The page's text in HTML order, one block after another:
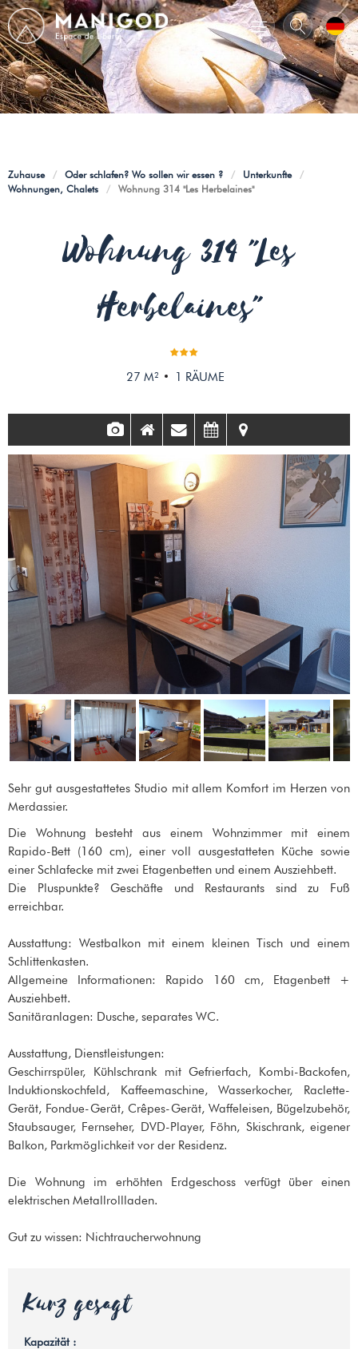
Zuhause / Oder schlafen? Wo sollen wir essen ? / Unterkunfte
/
Wohnungen, Chalets
/ Wohnung 314 "Les Herbelaines"
Wohnung 314 "Les
Herbelaines"
27 M² 1 RÄUME
Sehr gut ausgestattetes Studio mit allem Komfort im Herzen von
Merdassier.
Die Wohnung besteht aus einem Wohnzimmer mit einem
Rapido-Bett (160 cm), einer voll ausgestatteten Küche sowie
einer Schlafecke mit zwei Etagenbetten und einem Ausziehbett.
Die Pluspunkte? Geschäfte und Restaurants sind zu Fuß
erreichbar.
Ausstattung: Westbalkon mit einem kleinen Tisch und einem
Schlittenkasten.
Allgemeine Informationen: Rapido 160 cm, Etagenbett +
Ausziehbett.
Sanitäranlagen: Dusche, separates WC.
Ausstattung, Dienstleistungen:
Geschirrspüler, Kühlschrank mit Gefrierfach, Kombi-Backofen,
Induktionskochfeld, Kaffeemaschine, Wasserkocher, Raclette-
Gerät, Fondue-Gerät, Crêpes-Gerät, Waffeleisen, Bügelzubehör,
Staubsauger, Fernseher, DVD-Player, Föhn, Skischrank, eigener
Balkon, Parkmöglichkeit vor der Residenz.
Die Wohnung im erhöhten Erdgeschoss verfügt über einen
elektrischen Metallrollladen.
Gut zu wissen: Nichtraucherwohnung
Kurz gesagt
Kapazität :